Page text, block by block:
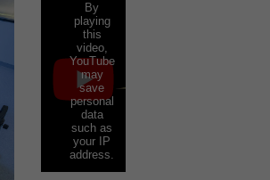
By
playing
this
video,
YouTube
may
save
personal
data
such as
your IP
address.